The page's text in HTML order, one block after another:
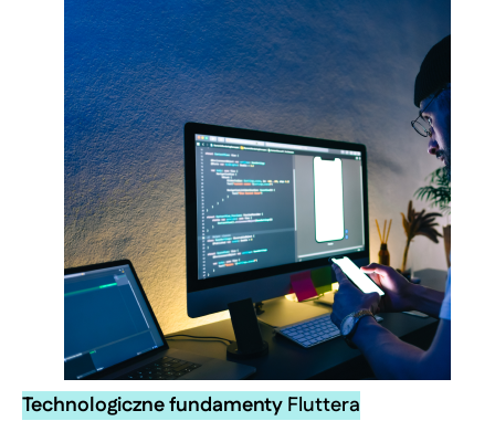
Technologiczne fundamentyFluttera